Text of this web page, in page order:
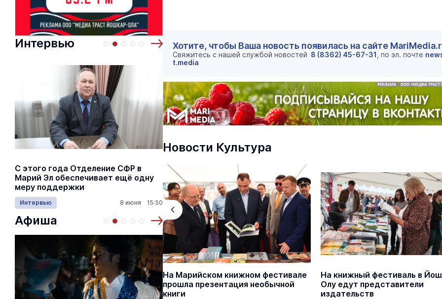
Интервью
С этого года Отделение СФР в
Марий Эл обеспечивает ещё одну
меру поддержки
Интервью 8 июня 15:30
Алексей Ямаев о премьере в театре
Шкетана: «Для меня не бывает
лёгких спектаклей»
Культура 18 марта 11:05
Как узнать на законных
кто собственник
Интервью
Афиша
Хотите, чтобы Ваша новость появилась на сайте
Свяжитесь с нашей службой новостей 8 (8362) 45-67-31 , по эл. почте
t.media
Новости Культура
Жителям Марий Эл предлагают
подарить иностранцам русскую
классику
На Марийском книжном фестивале
прошла презентация необычной
книги
На книжный фестиваль в
Олу едут представители
издательств
В марийском лесу засекли
бесшумную хищницу
Экология Вчера